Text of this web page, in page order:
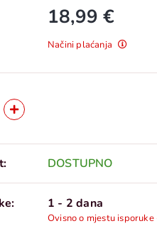
18,99 €
Načini plaćanja
DOSTUPNO
1 - 2 dana
Ovisno o mjestu